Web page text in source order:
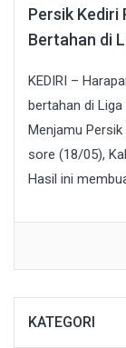
Persik Kediri
Bertahan di
KEDIRI –
bertahan di
Menjamu Persik
sore (18/05),
Hasil ini
KATEGORI